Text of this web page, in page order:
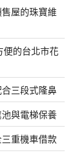
屋的珠寶維
便的台北市花
三段式隆鼻
與電梯保養
重機車借款